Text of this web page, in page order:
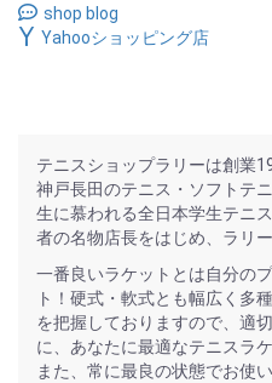
shop blog
Yahooショッピング店
テニスショップラリーは創業
神戸長田のテニス・ソフトテ
生に慕われる全日本学生テニ
者の名物店長をはじめ、ラリ
一番良いラケットとは自分の
ト！硬式・軟式とも幅広く多
を把握しておりますので、適
に、あなたに最適なテニスラ
また、常に最良の状態でお使